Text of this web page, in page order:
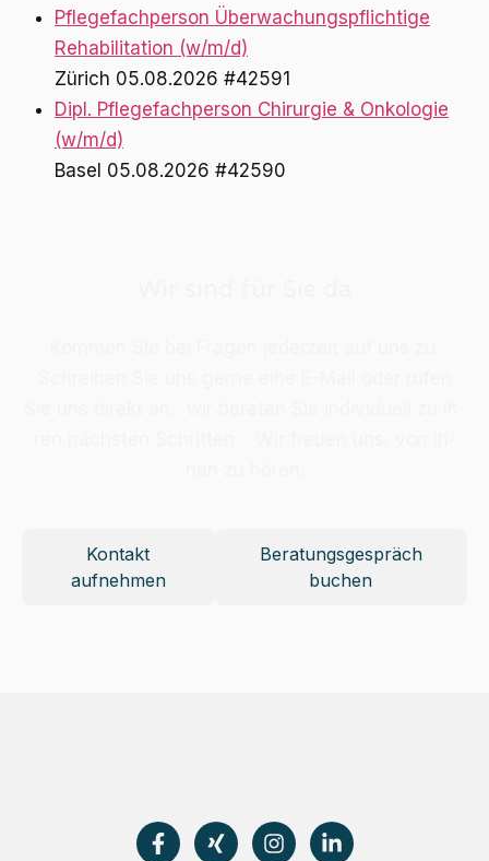
Pflegefachperson Überwachungspflichtige
Rehabilitation (w/m/d)
Zürich 05.08.2026 #42591
Dipl. Pflegefachperson Chirurgie & Onkologie
(w/m/d)
Basel 05.08.2026 #42590
Kontakt
aufnehmen
Beratungsgespräch
buchen